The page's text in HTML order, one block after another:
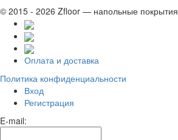
© 2015 - 2026 Zfloor — напольные покрытия
Оплата и доставка
Политика конфиденциальности
Вход
Регистрация
E-mail: